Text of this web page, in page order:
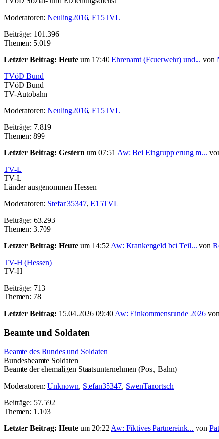
Moderatoren: Neuling2016, E15TVL
Beiträge: 101.396
Themen: 5.019
Letzter Beitrag: Heute um 17:40 Ehrenamt (Feuerwehr) und... von
TVöD Bund
TVöD Bund
TV-Autobahn
Moderatoren: Neuling2016, E15TVL
Beiträge: 7.819
Themen: 899
Letzter Beitrag: Gestern um 07:51 Aw: Bei Eingruppierung m...
TV-L
TV-L
Länder ausgenommen Hessen
Moderatoren: Stefan35347, E15TVL
Beiträge: 63.293
Themen: 3.709
Letzter Beitrag: Heute um 14:52 Aw: Krankengeld bei Teil... von
TV-H (Hessen)
TV-H
Beiträge: 713
Themen: 78
Letzter Beitrag: 15.04.2026 09:40 Aw: Einkommensrunde 2026 von
Beamte und Soldaten
Beamte des Bundes und Soldaten
Bundesbeamte Soldaten
Beamte der ehemaligen Staatsunternehmen (Post, Bahn)
Moderatoren: Unknown, Stefan35347, SwenTanortsch
Beiträge: 57.592
Themen: 1.103
Letzter Beitrag: Heute um 20:22 Aw: Fiktives Partnereink... von